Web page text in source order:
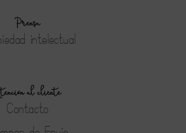
Prensa
intelectual
al cliente
Contacto